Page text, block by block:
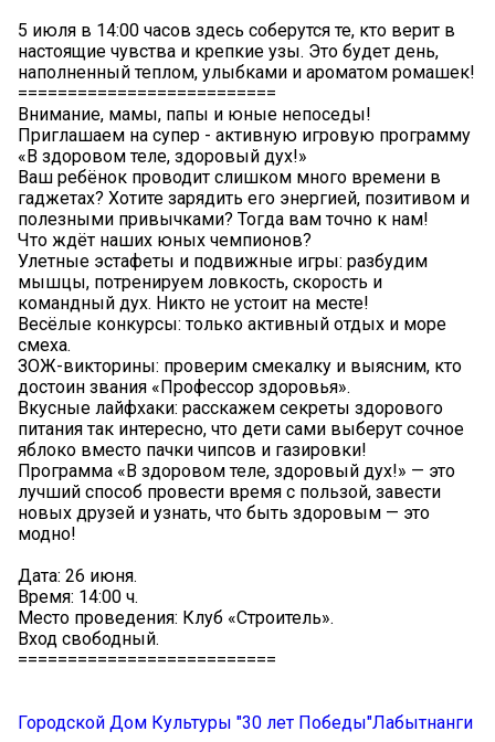
5 июля в 14:00 часов здесь соберутся те, кто верит в
настоящие чувства и крепкие узы. Это будет день,
наполненный теплом, улыбками и ароматом ромашек!
==========================
Внимание, мамы, папы и юные непоседы!
Приглашаем на супер - активную игровую программу
«В здоровом теле, здоровый дух!»
Ваш ребёнок проводит слишком много времени в
гаджетах? Хотите зарядить его энергией, позитивом и
полезными привычками? Тогда вам точно к нам!
Что ждёт наших юных чемпионов?
Улетные эстафеты и подвижные игры: разбудим
мышцы, потренируем ловкость, скорость и
командный дух. Никто не устоит на месте!
Весёлые конкурсы: только активный отдых и море
смеха.
ЗОЖ-викторины: проверим смекалку и выясним, кто
достоин звания «Профессор здоровья».
Вкусные лайфхаки: расскажем секреты здорового
питания так интересно, что дети сами выберут сочное
яблоко вместо пачки чипсов и газировки!
Программа «В здоровом теле, здоровый дух!» — это
лучший способ провести время с пользой, завести
новых друзей и узнать, что быть здоровым — это
модно!
Дата: 26 июня.
Время: 14:00 ч.
Место проведения: Клуб «Строитель».
Вход свободный.
==========================
Городской Дом Культуры "30 лет Победы"Лабытнанги